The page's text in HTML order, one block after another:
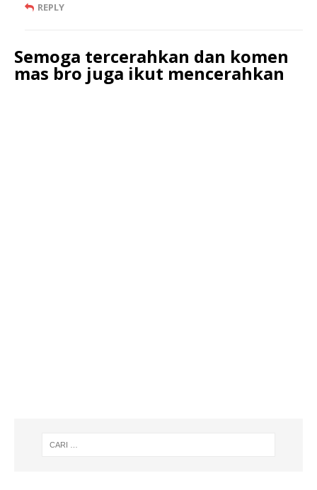
REPLY
Semoga tercerahkan dan komen
mas bro juga ikut mencerahkan